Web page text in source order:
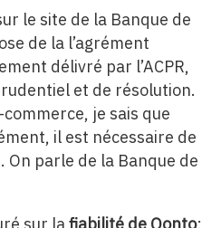
le site de la Banque de
de la l’agrément
délivré par l’ACPR,
et de résolution.
je sais que
il est nécessaire de
parle de la Banque de
sur lafiabilité de Qonto: